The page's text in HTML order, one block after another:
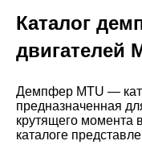
Каталог
двигателей
Демпфер MTU —
предназначенная
крутящего момента
каталоге